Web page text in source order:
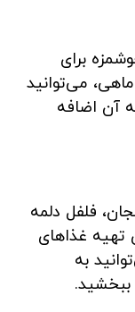
برای
می‌توانید
آن اضافه
فلفل دلمه
تهیه غذاهای
به